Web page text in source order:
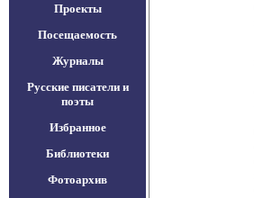
Проекты
Посещаемость
Журналы
Русские писатели и
поэты
Избранное
Библиотеки
Фотоархив